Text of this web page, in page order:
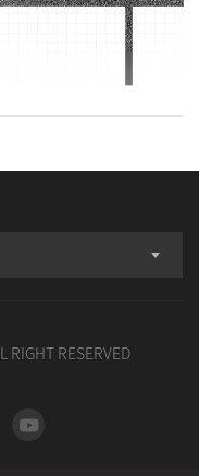
RIGHT RESERVED